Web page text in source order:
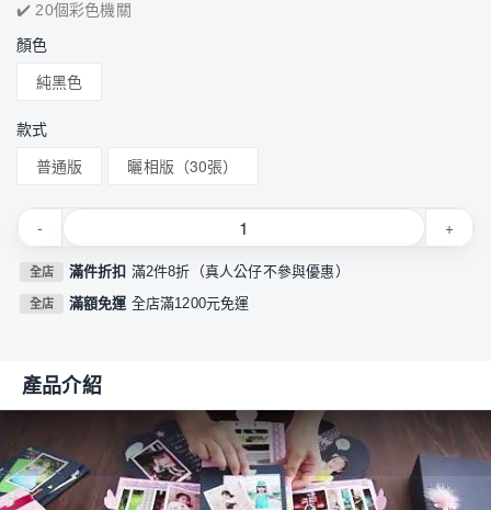
✔️ 20個彩色機關
顏色
純黑色
款式
普通版 曬相版（30張）
- +
全店 滿件折扣 滿2件8折（真人公仔不參與優惠）
全店 滿額免運 全店滿1200元免運
產品介紹